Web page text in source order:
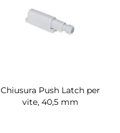
Chiusura Push Latch per
vite, 40,5 mm